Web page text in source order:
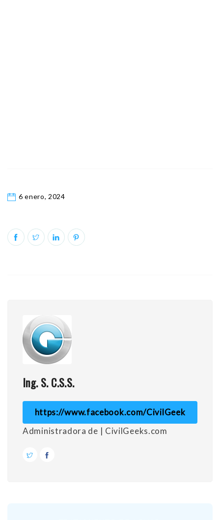
6 enero, 2024
Ing. S. C.S.S.
https://www.facebook.com/CivilGeek
Administradora de | CivilGeeks.com